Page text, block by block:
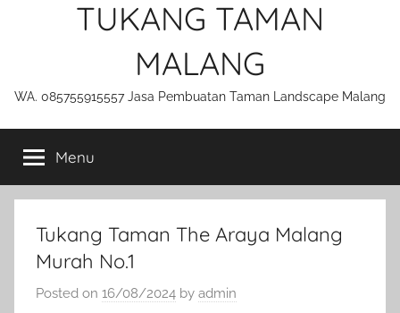
TUKANG TAMAN
MALANG
WA. 085755915557 Jasa Pembuatan Taman Landscape Malang
Menu
Tukang Taman The Araya Malang
Murah No.1
Posted on 16/08/2024 by admin